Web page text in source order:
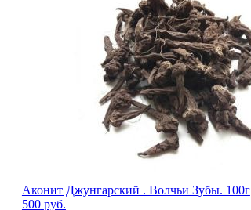
Аконит Джунгарский . Волчьи Зубы. 100г
500 руб.